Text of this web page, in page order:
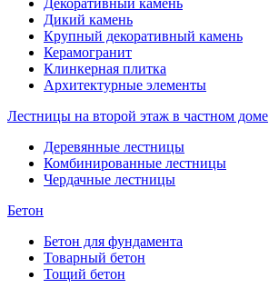
Декоративный камень
Дикий камень
Крупный декоративный камень
Керамогранит
Клинкерная плитка
Архитектурные элементы
Лестницы на второй этаж в частном доме
Деревянные лестницы
Комбинированные лестницы
Чердачные лестницы
Бетон
Бетон для фундамента
Товарный бетон
Тощий бетон